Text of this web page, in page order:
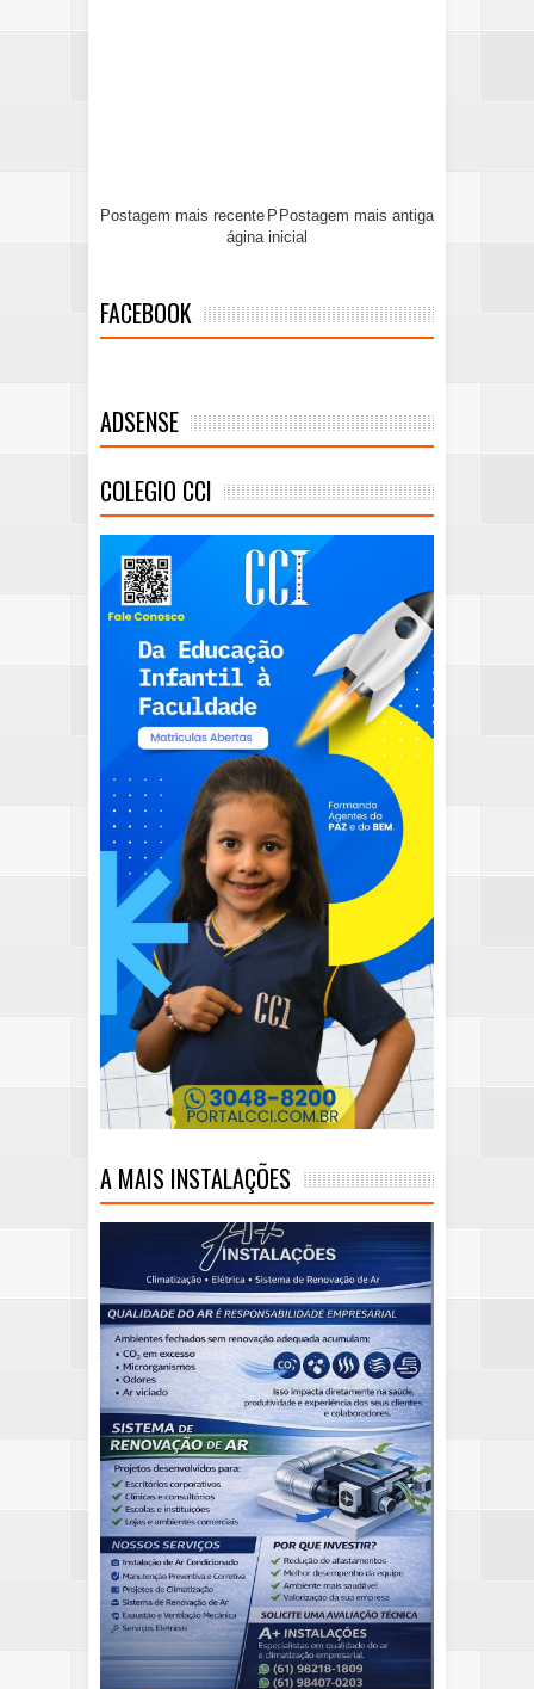
Postagem mais recente Postagem mais antiga
P
ágina inicial
FACEBOOK
ADSENSE
COLEGIO CCI
A MAIS INSTALAÇÕES